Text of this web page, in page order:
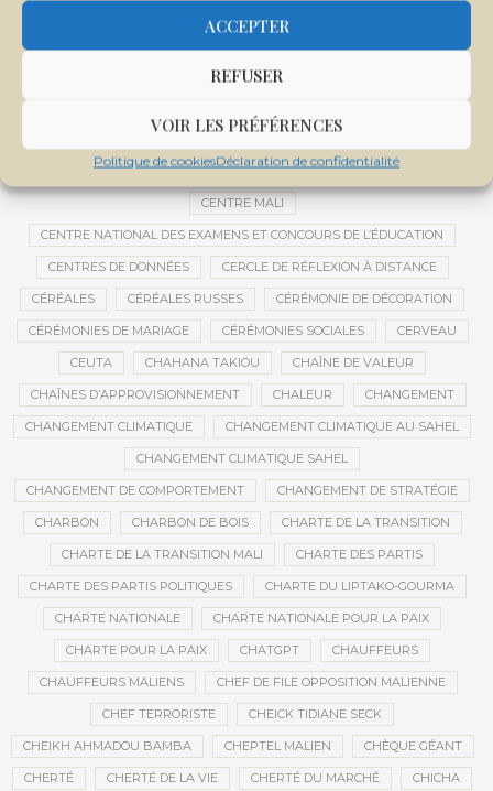
ACCEPTER
REFUSER
VOIR LES PRÉFÉRENCES
Politique de cookiesDéclaration de confidentialité
CENTRALE SOLAIRE DE SANANKOROBA
CENTRE INTERNATIONAL DE CONFÉRENCES DE BAMAKO
CENTRE MALI
CENTRE NATIONAL DES EXAMENS ET CONCOURS DE L’ÉDUCATION
CENTRES DE DONNÉES CERCLE DE RÉFLEXION À DISTANCE
CÉRÉALES CÉRÉALES RUSSES CÉRÉMONIE DE DÉCORATION
CÉRÉMONIES DE MARIAGE CÉRÉMONIES SOCIALES CERVEAU
CEUTA CHAHANA TAKIOU CHAÎNE DE VALEUR
CHAÎNES D’APPROVISIONNEMENT CHALEUR CHANGEMENT
CHANGEMENT CLIMATIQUE CHANGEMENT CLIMATIQUE AU SAHEL
CHANGEMENT CLIMATIQUE SAHEL
CHANGEMENT DE COMPORTEMENT CHANGEMENT DE STRATÉGIE
CHARBON CHARBON DE BOIS CHARTE DE LA TRANSITION
CHARTE DE LA TRANSITION MALI CHARTE DES PARTIS
CHARTE DES PARTIS POLITIQUES CHARTE DU LIPTAKO-GOURMA
CHARTE NATIONALE CHARTE NATIONALE POUR LA PAIX
CHARTE POUR LA PAIX CHATGPT CHAUFFEURS
CHAUFFEURS MALIENS CHEF DE FILE OPPOSITION MALIENNE
CHEF TERRORISTE CHEICK TIDIANE SECK
CHEIKH AHMADOU BAMBA CHEPTEL MALIEN CHÈQUE GÉANT
CHERTÉ CHERTÉ DE LA VIE CHERTÉ DU MARCHÉ CHICHA